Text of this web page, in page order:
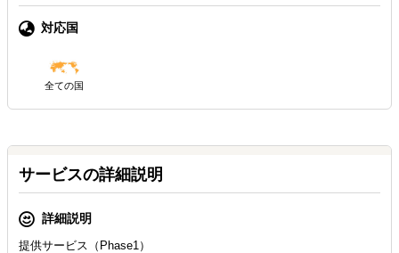
対応国
全ての国
サービスの詳細説明
詳細説明
提供サービス（Phase1）